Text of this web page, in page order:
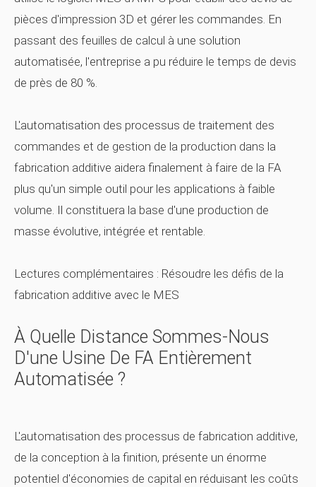
pièces d'impression 3D et gérer les commandes. En
passant des feuilles de calcul à une solution
automatisée, l'entreprise a pu réduire le temps de devis
de près de 80 %.
L'automatisation des processus de traitement des
commandes et de gestion de la production dans la
fabrication additive aidera finalement à faire de la FA
plus qu'un simple outil pour les applications à faible
volume. Il constituera la base d'une production de
masse évolutive, intégrée et rentable.
Lectures complémentaires : Résoudre les défis de la
fabrication additive avec le MES
À Quelle Distance Sommes-Nous
D'une Usine De FA Entièrement
Automatisée ?
L'automatisation des processus de fabrication additive,
de la conception à la finition, présente un énorme
potentiel d'économies de capital en réduisant les coûts